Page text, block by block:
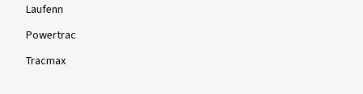
Laufenn
Powertrac
Tracmax